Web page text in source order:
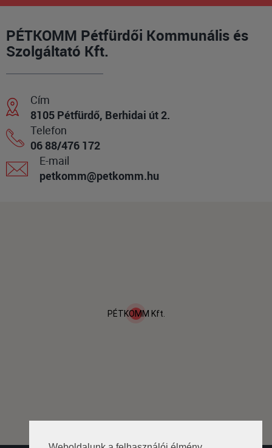
PÉTKOMM Pétfürdői Kommunális és
Szolgáltató Kft.
Cím
8105 Pétfürdő, Berhidai út 2.
Telefon
06 88/476 172
E-mail
petkomm@petkomm.hu
PÉTKOMM Kft.